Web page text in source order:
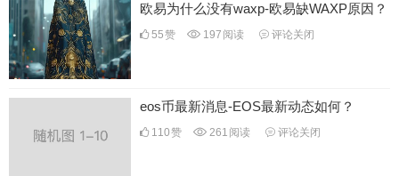
欧易为什么没有waxp-欧易缺WAXP原因？
55赞 197 阅读 评论关闭
eos币最新消息-EOS最新动态如何？
110赞 261 阅读 评论关闭